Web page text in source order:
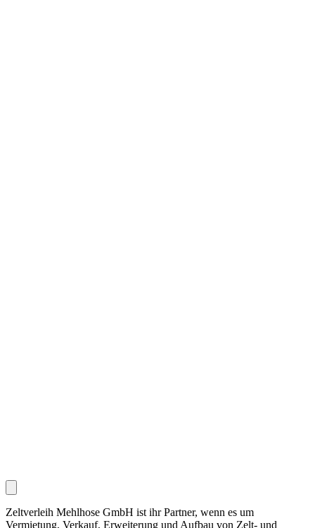
Zeltverleih Mehlhose GmbH ist ihr Partner, wenn es um
Vermietung, Verkauf, Erweiterung und Aufbau von Zelt- und